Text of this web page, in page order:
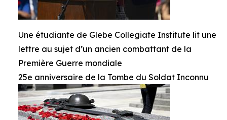
Une étudiante de Glebe Collegiate Institute lit une
lettre au sujet d’un ancien combattant de la
Première Guerre mondiale
25e anniversaire de la Tombe du Soldat Inconnu